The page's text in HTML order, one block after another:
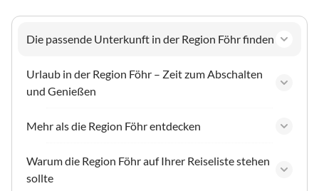
Die passende Unterkunft in der Region Föhr finden
Urlaub in der Region Föhr – Zeit zum Abschalten
und Genießen
Mehr als die Region Föhr entdecken
Warum die Region Föhr auf Ihrer Reiseliste stehen
sollte